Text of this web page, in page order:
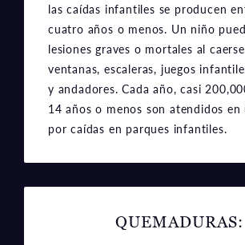
las caídas infantiles se producen
cuatro años o menos. Un niño
lesiones graves o mortales al
ventanas, escaleras, juegos
y andadores. Cada año, casi
14 años o menos son atendidos en
por caídas en parques infantiles.
QUEMADURAS: